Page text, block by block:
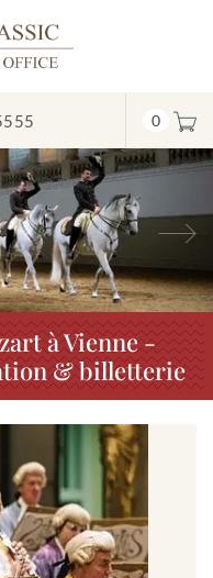
0
à Vienne -
& billetterie